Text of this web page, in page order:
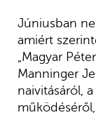
Júniusban
amiért
„Magyar
Manninger
naivitásáról,